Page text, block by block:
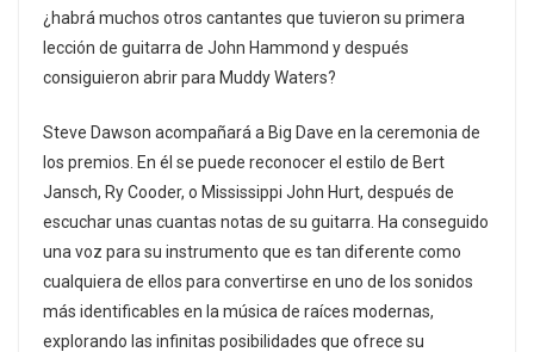
¿habrá muchos otros cantantes que tuvieron su primera
lección de guitarra de John Hammond y después
consiguieron abrir para Muddy Waters?
Steve Dawson acompañará a Big Dave en la ceremonia de
los premios. En él se puede reconocer el estilo de Bert
Jansch, Ry Cooder, o Mississippi John Hurt, después de
escuchar unas cuantas notas de su guitarra. Ha conseguido
una voz para su instrumento que es tan diferente como
cualquiera de ellos para convertirse en uno de los sonidos
más identificables en la música de raíces modernas,
explorando las infinitas posibilidades que ofrece su